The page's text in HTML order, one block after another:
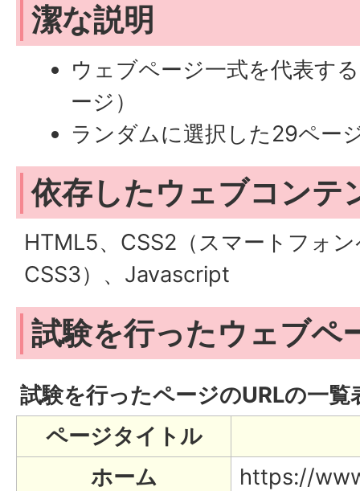
潔な説明
ウェブページ一式を代表す
ージ）
ランダムに選択した29ペー
依存したウェブコンテ
HTML5、CSS2（スマートフォ
CSS3）、Javascript
試験を行ったウェブペ
試験を行ったページのURLの一覧
ページタイトル
ホーム
https://